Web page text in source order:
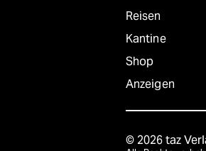
Reisen
Kantine
Shop
Anzeigen
© 2026 taz